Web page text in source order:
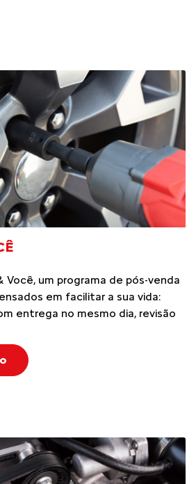
Você, um programa de pós-venda
em facilitar a sua vida:
entrega no mesmo dia, revisão